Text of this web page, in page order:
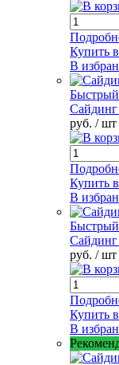
Купить
В
руб. / шт
Купить
В
Сайдинг
руб. / шт
Купить
В